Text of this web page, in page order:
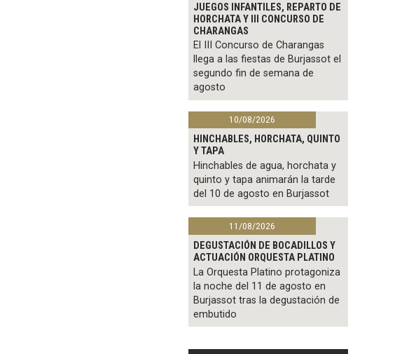
JUEGOS INFANTILES, REPARTO DE
HORCHATA Y III CONCURSO DE
CHARANGAS
El III Concurso de Charangas
llega a las fiestas de Burjassot el
segundo fin de semana de
agosto
10/08/2026
HINCHABLES, HORCHATA, QUINTO
Y TAPA
Hinchables de agua, horchata y
quinto y tapa animarán la tarde
del 10 de agosto en Burjassot
11/08/2026
DEGUSTACIÓN DE BOCADILLOS Y
ACTUACIÓN ORQUESTA PLATINO
La Orquesta Platino protagoniza
la noche del 11 de agosto en
Burjassot tras la degustación de
embutido